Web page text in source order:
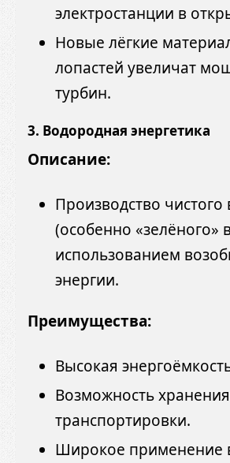
электростанции в
Новые лёгкие
лопастей увеличат
турбин.
3. Водородная энергетика
Описание:
Производство
(особенно «зелёного»
использованием
энергии.
Преимущества:
Высокая
Возможность
транспортировки.
Широкое применение